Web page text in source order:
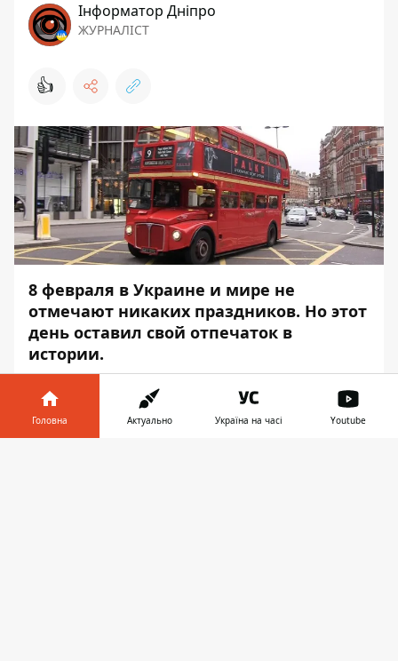
Інформатор Дніпро
ЖУРНАЛІСТ
👍
8 февраля в Украине и мире не
отмечают никаких праздников. Но этот
день оставил свой отпечаток в
истории.
Информатор
расскажет о том, что
происходило и кто родился в восьмой
день последнего месяца зимы.
Головна Актуально Україна на часі Youtube